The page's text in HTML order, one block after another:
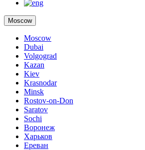
Moscow
Moscow
Dubai
Volgograd
Kazan
Kiev
Krasnodar
Minsk
Rostov-on-Don
Saratov
Sochi
Воронеж
Харьков
Ереван